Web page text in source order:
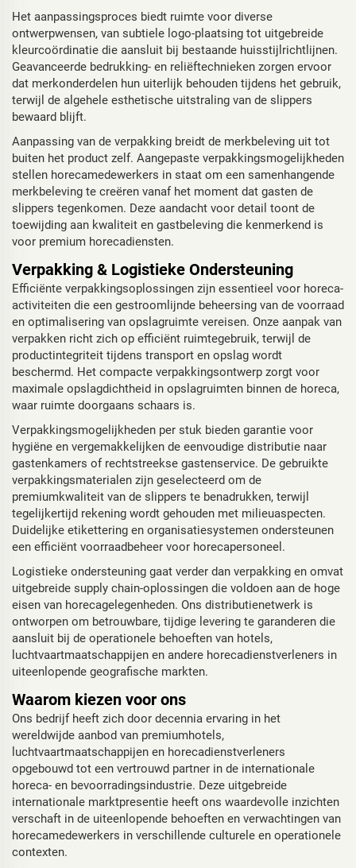
Het aanpassingsproces biedt ruimte voor diverse
ontwerpwensen, van subtiele logo-plaatsing tot uitgebreide
kleurcoördinatie die aansluit bij bestaande huisstijlrichtlijnen.
Geavanceerde bedrukking- en reliëftechnieken zorgen ervoor
dat merkonderdelen hun uiterlijk behouden tijdens het gebruik,
terwijl de algehele esthetische uitstraling van de slippers
bewaard blijft.
Aanpassing van de verpakking breidt de merkbeleving uit tot
buiten het product zelf. Aangepaste verpakkingsmogelijkheden
stellen horecamedewerkers in staat om een samenhangende
merkbeleving te creëren vanaf het moment dat gasten de
slippers tegenkomen. Deze aandacht voor detail toont de
toewijding aan kwaliteit en gastbeleving die kenmerkend is
voor premium horecadiensten.
Verpakking & Logistieke Ondersteuning
Efficiënte verpakkingsoplossingen zijn essentieel voor horeca-
activiteiten die een gestroomlijnde beheersing van de voorraad
en optimalisering van opslagruimte vereisen. Onze aanpak van
verpakken richt zich op efficiënt ruimtegebruik, terwijl de
productintegriteit tijdens transport en opslag wordt
beschermd. Het compacte verpakkingsontwerp zorgt voor
maximale opslagdichtheid in opslagruimten binnen de horeca,
waar ruimte doorgaans schaars is.
Verpakkingsmogelijkheden per stuk bieden garantie voor
hygiëne en vergemakkelijken de eenvoudige distributie naar
gastenkamers of rechtstreekse gastenservice. De gebruikte
verpakkingsmaterialen zijn geselecteerd om de
premiumkwaliteit van de slippers te benadrukken, terwijl
tegelijkertijd rekening wordt gehouden met milieuaspecten.
Duidelijke etikettering en organisatiesystemen ondersteunen
een efficiënt voorraadbeheer voor horecapersoneel.
Logistieke ondersteuning gaat verder dan verpakking en omvat
uitgebreide supply chain-oplossingen die voldoen aan de hoge
eisen van horecagelegenheden. Ons distributienetwerk is
ontworpen om betrouwbare, tijdige levering te garanderen die
aansluit bij de operationele behoeften van hotels,
luchtvaartmaatschappijen en andere horecadienstverleners in
uiteenlopende geografische markten.
Waarom kiezen voor ons
Ons bedrijf heeft zich door decennia ervaring in het
wereldwijde aanbod van premiumhotels,
luchtvaartmaatschappijen en horecadienstverleners
opgebouwd tot een vertrouwd partner in de internationale
horeca- en bevoorradingsindustrie. Deze uitgebreide
internationale marktpresentie heeft ons waardevolle inzichten
verschaft in de uiteenlopende behoeften en verwachtingen van
horecamedewerkers in verschillende culturele en operationele
contexten.